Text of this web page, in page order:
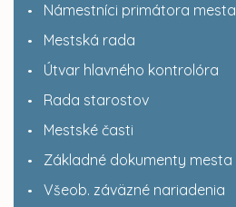
Námestníci primátora mesta
Mestská rada
Útvar hlavného kontrolóra
Rada starostov
Mestské časti
Základné dokumenty mesta
Všeob. záväzné nariadenia